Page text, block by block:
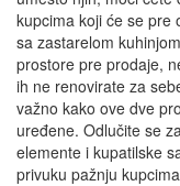
kupcima koji će se pre
sa zastarelom
prostore pre prodaje,
ih ne renovirate za
važno kako ove dve
uređene. Odlučite se
elemente i kupatilske
privuku pažnju